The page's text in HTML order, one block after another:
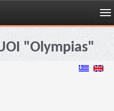
"Olympias"